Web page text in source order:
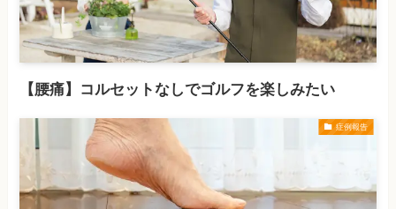
【腰痛】コルセットなしでゴルフを楽しみたい
症例報告